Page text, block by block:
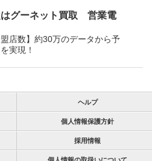
はグーネット買取 営業電
盟店数】約30万のデータから予
実現！
ヘルプ
個人情報保護方針
採用情報